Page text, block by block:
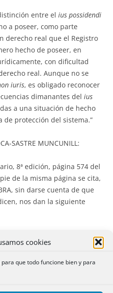
cookies
que todo funcione bien y para
entre el ius possidendi
a poseer, como parte
de­recho real que el Registro
hecho de po­seer, en
con dificultad
real. Aunque no se
iuris, es obli­gado reconocer
di­ma­nantes del ius
a una situación de he­cho
de protección del sistema.”
SASTRE MUNCUNILL:
8ª edi­­ción, página 574 del
de la misma página se cita,
sin darse cuenta de que
nos dan la siguiente
a su misión, se contenta con
poseedor del derecho
de momento sí es otra
Si el poseedor de